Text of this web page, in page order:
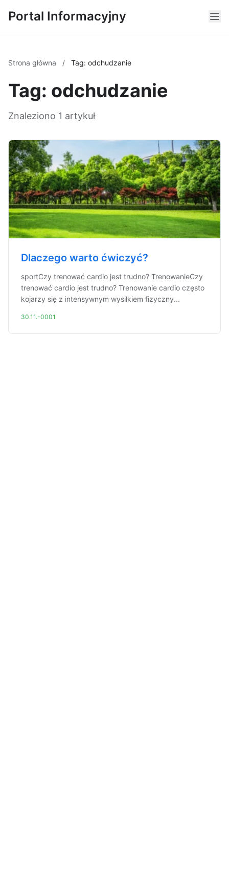
Portal Informacyjny
Strona główna / Tag: odchudzanie
Tag: odchudzanie
Znaleziono 1 artykuł
Dlaczego warto ćwiczyć?
sportCzy trenować cardio jest trudno? TrenowanieCzy
trenować cardio jest trudno? Trenowanie cardio często
kojarzy się z intensywnym wysiłkiem fizyczny...
30.11.-0001